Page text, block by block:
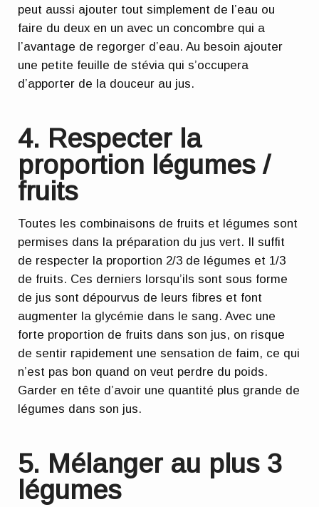
peut aussi ajouter tout simplement de l’eau ou
faire du deux en un avec un concombre qui a
l’avantage de regorger d’eau. Au besoin ajouter
une petite feuille de stévia qui s’occupera
d’apporter de la douceur au jus.
4. Respecter la
proportion légumes /
fruits
Toutes les combinaisons de fruits et légumes sont
permises dans la préparation du jus vert. Il suffit
de respecter la proportion 2/3 de légumes et 1/3
de fruits. Ces derniers lorsqu’ils sont sous forme
de jus sont dépourvus de leurs fibres et font
augmenter la glycémie dans le sang. Avec une
forte proportion de fruits dans son jus, on risque
de sentir rapidement une sensation de faim, ce qui
n’est pas bon quand on veut perdre du poids.
Garder en tête d’avoir une quantité plus grande de
légumes dans son jus.
5. Mélanger au plus 3
légumes